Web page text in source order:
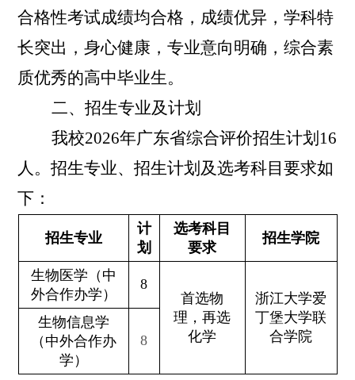
合格性考试成绩均合格，成绩优异，学科特
长突出，身心健康，专业意向明确，综合素
质优秀的高中毕业生。
二、招生专业及计划
我校2026年广东省综合评价招生计划 16
人。招生专业、招生计划及选考科目要求如
下：
招生专业
计
划
选考科目
要求
招生学院
生物医学（中
外合作办学）
8
首选物
理，再选
化学
浙江大学爱
丁堡大学联
合学院
生物信息学
（中外合作办
学）
8